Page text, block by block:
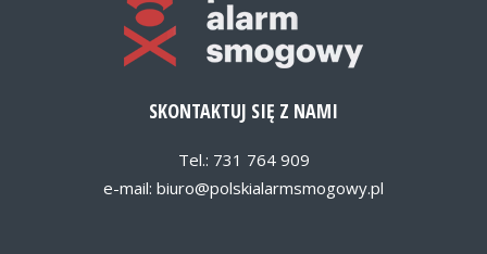
SKONTAKTUJ SIĘ Z NAMI
Tel.: 731 764 909
e-mail: biuro@polskialarmsmogowy.pl